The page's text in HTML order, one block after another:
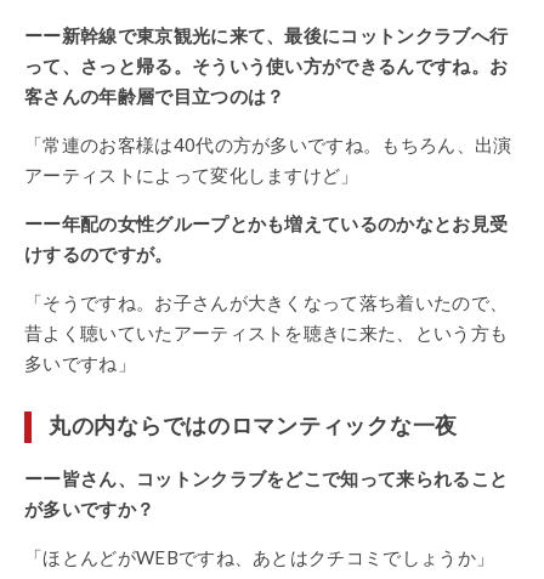
ーー新幹線で東京観光に来て、最後にコットンクラブへ行
って、さっと帰る。そういう使い方ができるんですね。お
客さんの年齢層で目立つのは？
「常連のお客様は40代の方が多いですね。もちろん、出演
アーティストによって変化しますけど」
ーー年配の女性グループとかも増えているのかなとお見受
けするのですが。
「そうですね。お子さんが大きくなって落ち着いたので、
昔よく聴いていたアーティストを聴きに来た、という方も
多いですね」
丸の内ならではのロマンティックな一夜
ーー皆さん、コットンクラブをどこで知って来られること
が多いですか？
「ほとんどがWEBですね、あとはクチコミでしょうか」